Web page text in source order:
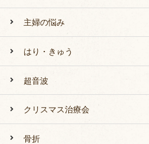
主婦の悩み
はり・きゅう
超音波
クリスマス治療会
骨折